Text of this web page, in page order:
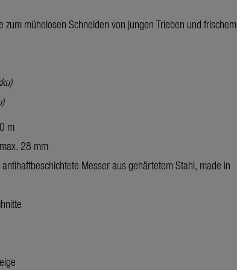
zum mühelosen Schneiden von jungen Trieben und frischem
m
28 mm
Messer aus gehärtetem Stahl, made in